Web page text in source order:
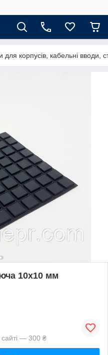
для корпусів, кабельні вводи,
10х10 мм
— 300 ₴